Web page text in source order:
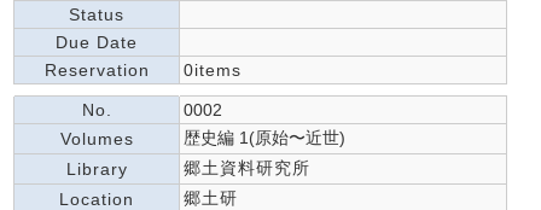
Status
Due Date
Reservation
0items
No.
0002
Volumes
歴史編 1(原始〜近世)
Library
郷土資料研究所
Location
郷土研